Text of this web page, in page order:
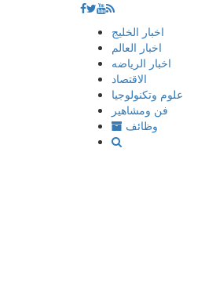
إذهب
المحتوى
اخبار الخليج
اخبار العالم
اخبار الرياضه
الاقتصاد
علوم وتكنولوجيا
فن ومشاهير
وظائف